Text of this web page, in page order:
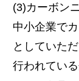
(3)カーボン
中小企業で
としていた
行われてい